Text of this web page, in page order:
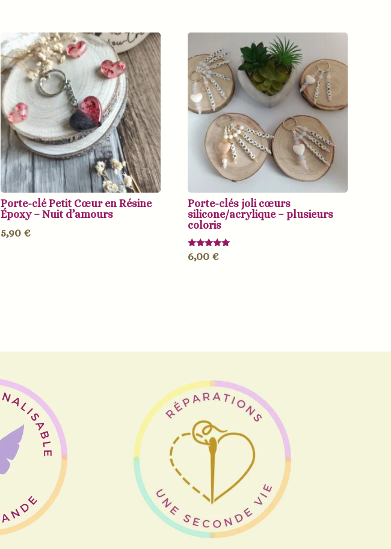
Porte-clé Petit Cœur en Résine
Époxy – Nuit d’amours
5,90 €
Porte-clés joli cœurs
silicone/acrylique – plusieurs
coloris
Note
5.00
6,00 €